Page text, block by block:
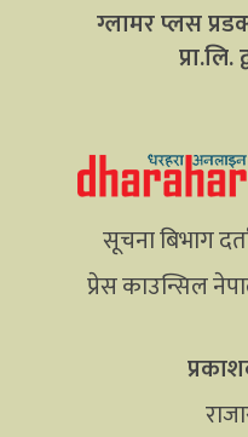
ग्लामर प्लस
सूचना बिभाग
प्रेस काउन्सिल